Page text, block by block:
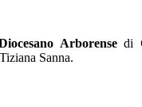
Arborensedi
Sanna.